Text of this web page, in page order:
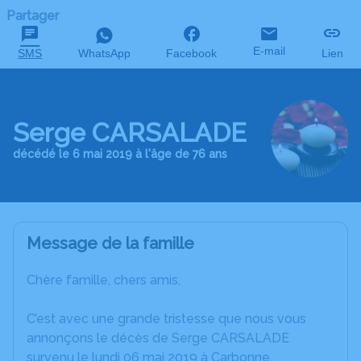
Partager
SMS WhatsApp Facebook E-mail Lien
Serge CARSALADE
décédé le 6 mai 2019 à l'âge de 76 ans
Message de la famille
Chère famille, chers amis,
C’est avec une grande tristesse que nous vous
annonçons le décès de Serge CARSALADE
survenu le lundi 06 mai 2019 à Carbonne.